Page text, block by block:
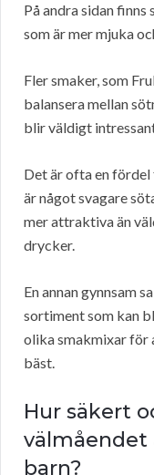
På andra sidan finns
som är mer mjuka
Fler smaker, som
balansera mellan
blir väldigt
Det är ofta en fördel
är något svagare
mer attraktiva än
drycker.
En annan gynnsam
sortiment som kan
olika smakmixar för
bäst.
Hur säkert
välmåendet
barn?